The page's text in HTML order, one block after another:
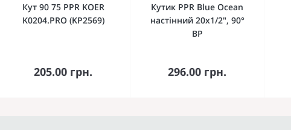
Кут 90 75 PPR KOER
K0204.PRO (KP2569)
205.00 грн.
До кошика
Кутик PPR Blue Ocean
настінний 20х1/2", 90°
ВР
296.00 грн.
До кошика